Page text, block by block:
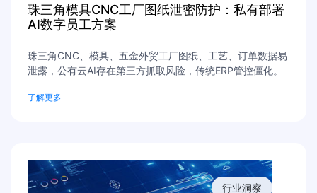
珠三角模具CNC工厂图纸泄密防护：私有部署
AI数字员工方案
珠三角CNC、模具、五金外贸工厂图纸、工艺、订单数据易
泄露，公有云AI存在第三方抓取风险，传统ERP管控僵化。
权限管控，沉淀企业私有知识库，轻量化落地无需改造系
了解更多
行业洞察